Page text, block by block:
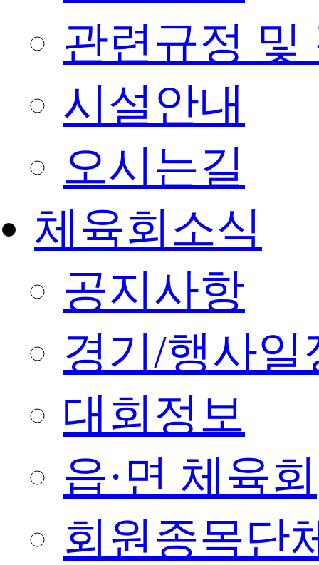
관련규정 및
시설안내
오시는길
체육회소식
공지사항
경기/행사일
대회정보
읍·면 체육회
회원종목단